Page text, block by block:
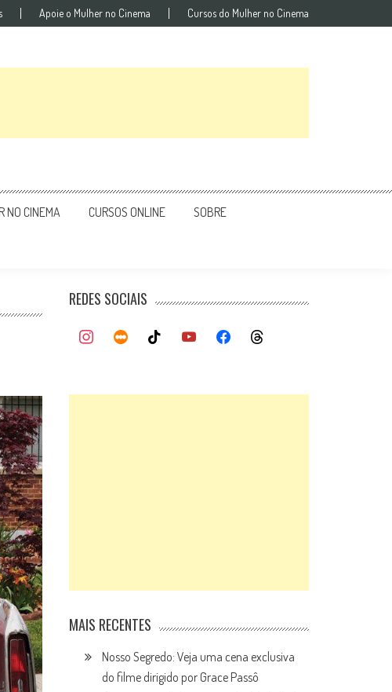
Apoie o Mulher no Cinema Cursos do Mulher no Cinema
NO CINEMA CURSOS ONLINE SOBRE
REDES SOCIAIS
MAIS RECENTES
Nosso Segredo: Veja uma cena exclusiva
do filme dirigido por Grace Passô